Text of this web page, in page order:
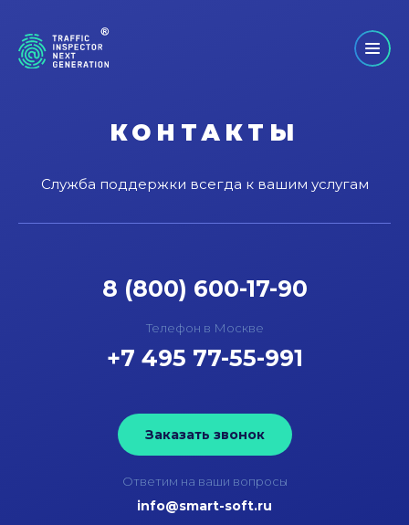
КОНТАКТЫ
Служба поддержки всегда к вашим услугам
8 (800) 600-17-90
Телефон в Москве
+7 495 77-55-991
Заказать звонок
Ответим на ваши вопросы
info@smart-soft.ru